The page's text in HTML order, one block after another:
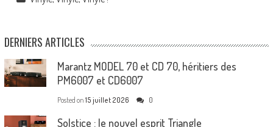
DERNIERS ARTICLES
Marantz MODEL 70 et CD 70, héritiers des
PM6007 et CD6007
Posted on 15 juillet 2026 0
Solstice : le nouvel esprit Triangle